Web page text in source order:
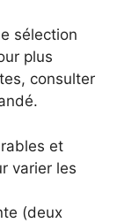
sélection
plus
consulter
et
varier les
(deux